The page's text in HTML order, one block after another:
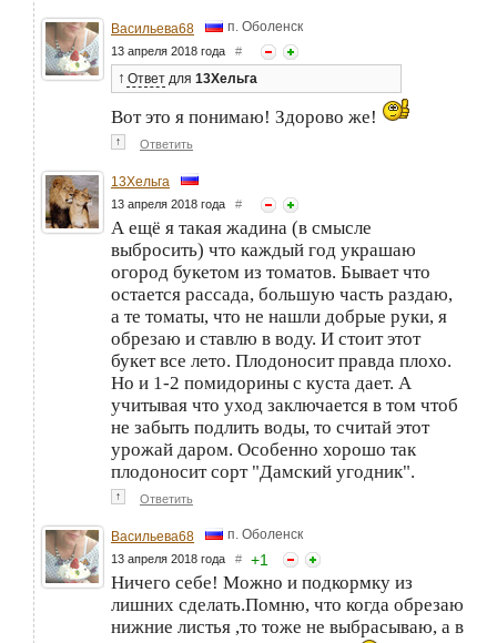
Васильева68 п. Оболенск
13 апреля 2018 года #
↑ Ответ для 13Хельга
Вот это я понимаю! Здорово же!
↑ Ответить
13Хельга
13 апреля 2018 года #
А ещё я такая жадина (в смысле
выбросить) что каждый год украшаю
огород букетом из томатов. Бывает что
остается рассада, большую часть раздаю,
а те томаты, что не нашли добрые руки, я
обрезаю и ставлю в воду. И стоит этот
букет все лето. Плодоносит правда плохо.
Но и 1-2 помидорины с куста дает. А
учитывая что уход заключается в том чтоб
не забыть подлить воды, то считай этот
урожай даром. Особенно хорошо так
плодоносит сорт "Дамский угодник".
↑ Ответить
Васильева68 п. Оболенск
13 апреля 2018 года # +1
Ничего себе! Можно и подкормку из
лишних сделать.Помню, что когда обрезаю
нижние листья ,то тоже не выбрасываю, а в